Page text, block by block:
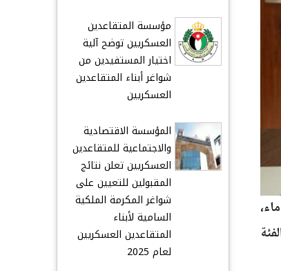
مؤسسة المتقاعدين
العسكريين توضح آلية
اختيار المستفيدين من
شواغر أبناء المتقاعدين
العسكريين
المؤسسة الاقتصادية
والاجتماعية للمتقاعدين
العسكريين تعلن نتائج
المقبولين للتعيين على
شواغر المكرمة الملكية
السامية لأبناء
المتقاعدين العسكريين
لعام 2025